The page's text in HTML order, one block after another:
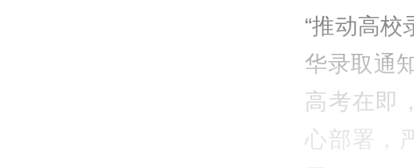
“推动高校
华录取通
高考在即
心部署，